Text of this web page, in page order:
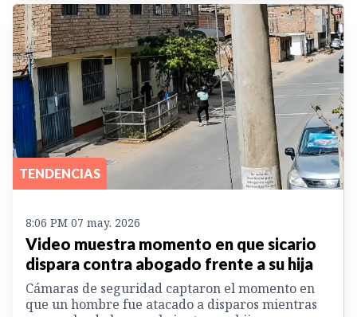
TENDENCIAS
8:06 PM 07 may. 2026
Video muestra momento en que sicario
dispara contra abogado frente a su hija
Cámaras de seguridad captaron el momento en
que un hombre fue atacado a disparos mientras